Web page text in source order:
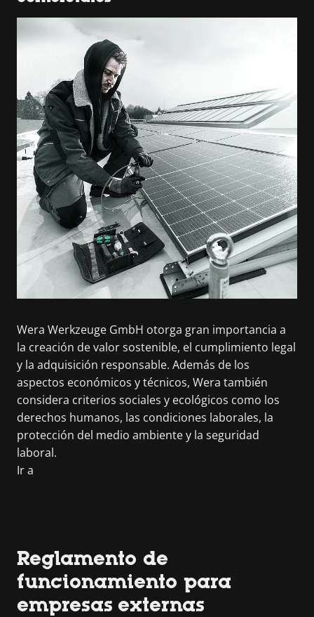
Wera Werkzeuge GmbH otorga gran importancia a
la creación de valor sostenible, el cumplimiento legal
y la adquisición responsable. Además de los
aspectos económicos y técnicos, Wera también
considera criterios sociales y ecológicos como los
derechos humanos, las condiciones laborales, la
protección del medio ambiente y la seguridad
laboral.
Ir a
Reglamento de
funcionamiento para
empresas externas